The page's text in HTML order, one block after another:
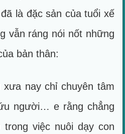
là đặc sản của tuổi xế
vẫn ráng nói nốt những
bản thân:
nay chỉ chuyên tâm
người… e rằng chẳng
việc nuôi dạy con